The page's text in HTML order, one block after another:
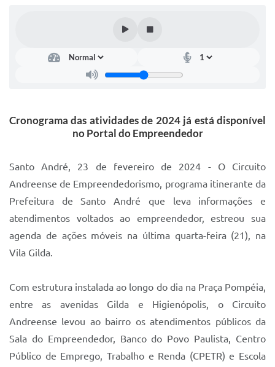
Lei de acesso à informação
Ouvidoria da Cidade
Parque Escola
Portal da Educação
Quadra Fiscal
SIC
Autarquias
Cronograma das atividades de 2024 já está disponível
no Portal do Empreendedor
Santo André, 23 de fevereiro de 2024 - O Circuito
Andreense de Empreendedorismo, programa itinerante da
Prefeitura de Santo André que leva informações e
atendimentos voltados ao empreendedor, estreou sua
agenda de ações móveis na última quarta-feira (21), na
Vila Gilda.
Com estrutura instalada ao longo do dia na Praça Pompéia,
entre as avenidas Gilda e Higienópolis, o Circuito
Andreense levou ao bairro os atendimentos públicos da
Sala do Empreendedor, Banco do Povo Paulista, Centro
Público de Emprego, Trabalho e Renda (CPETR) e Escola